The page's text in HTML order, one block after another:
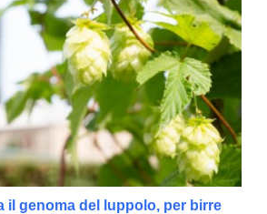
il genoma del luppolo, per birre